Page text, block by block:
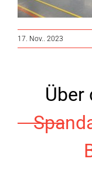
17. Nov.. 2023
Über